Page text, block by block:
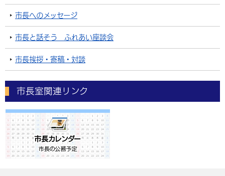
市長へのメッセージ
市長と話そう ふれあい座談会
市長挨拶・寄稿・対談
市長室関連リンク